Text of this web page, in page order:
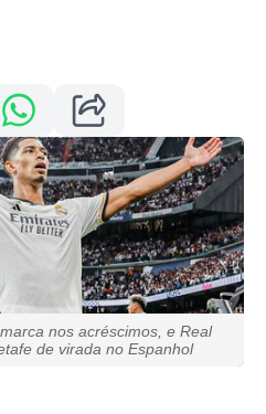
nos acréscimos, e Real
de virada no Espanhol